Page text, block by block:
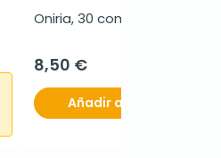
Oniria, 30 comprimidos.
8,50 €
Añadir al carrito